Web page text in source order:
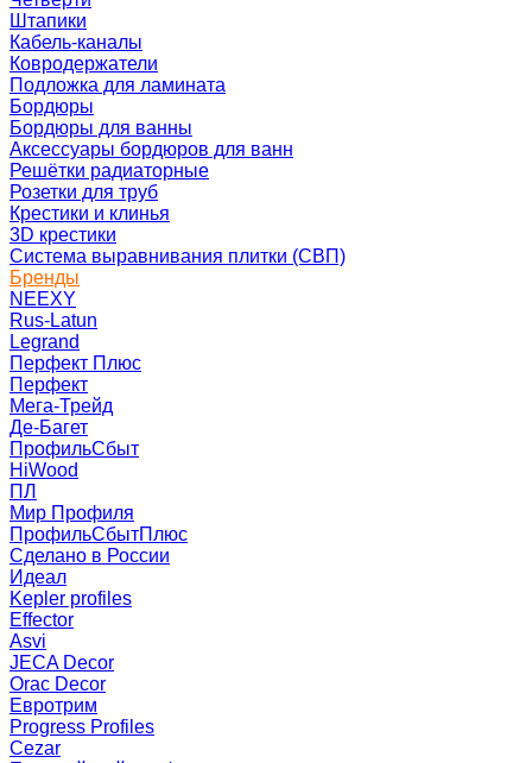
Штапики
Кабель-каналы
Ковродержатели
Подложка для ламината
Бордюры
Бордюры для ванны
Аксессуары бордюров для ванн
Решётки радиаторные
Розетки для труб
Крестики и клинья
3D крестики
Система выравнивания плитки (СВП)
Бренды
NEEXY
Rus-Latun
Legrand
Перфект Плюс
Перфект
Мега-Трейд
Де-Багет
ПрофильСбыт
HiWood
ПЛ
Мир Профиля
ПрофильСбытПлюс
Сделано в России
Идеал
Kepler profiles
Effector
Asvi
JECA Decor
Orac Decor
Евротрим
Progress Profiles
Cezar